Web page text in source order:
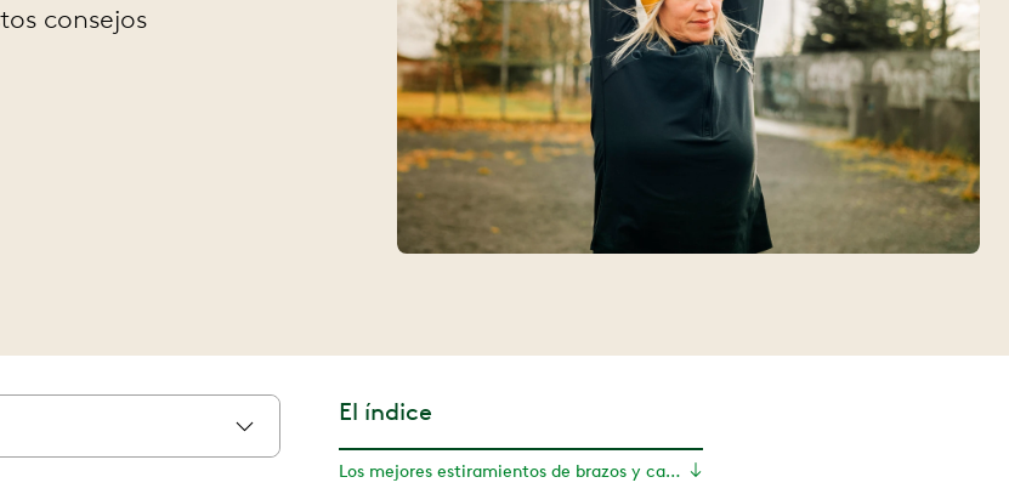
consejos
El índice
Los mejores estiramientos de brazos y calentamientos